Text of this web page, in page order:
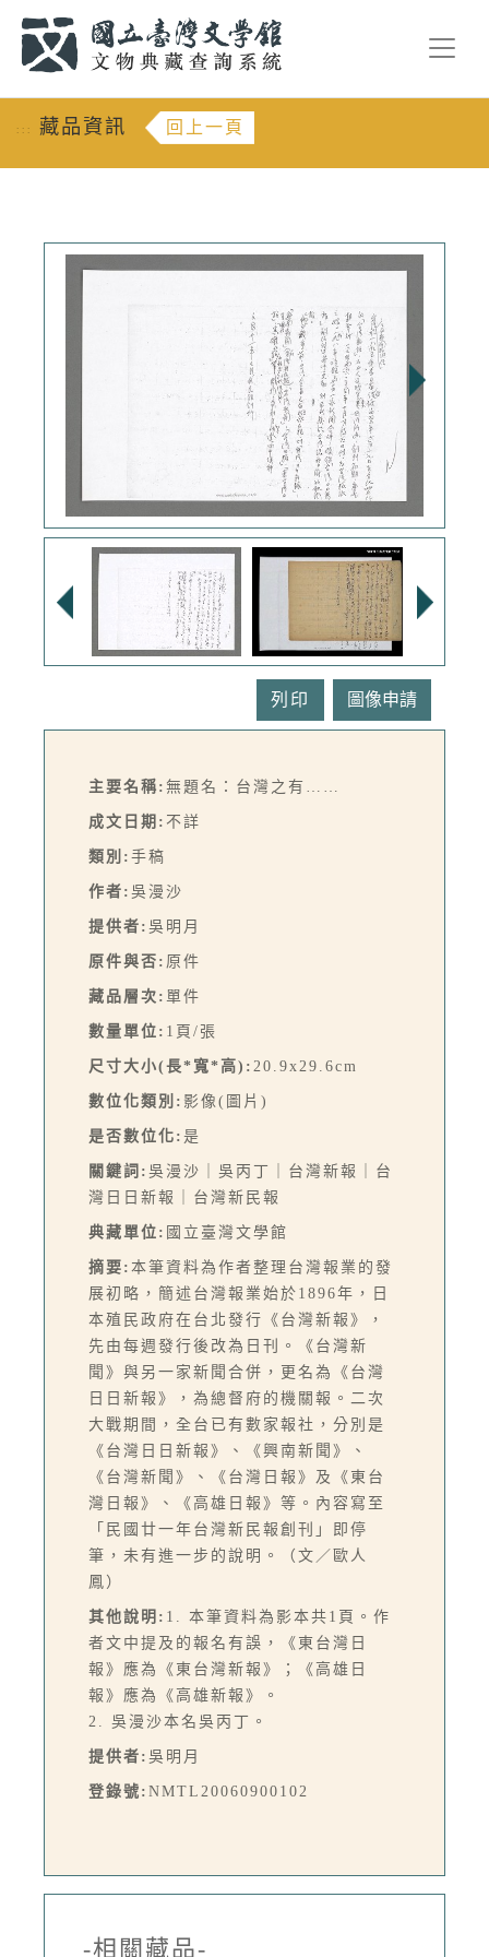
::: 藏品資訊 回上一頁
列印
主要名稱: 無題名：台灣之有……
成文日期: 不詳
類別: 手稿
作者: 吳漫沙
提供者: 吳明月
原件與否: 原件
藏品層次: 單件
數量單位: 1頁/張
尺寸大小(長*寬*高): 20.9x29.6cm
數位化類別: 影像(圖片)
是否數位化: 是
關鍵詞: 吳漫沙｜吳丙丁｜台灣新報｜台
灣日日新報｜台灣新民報
典藏單位: 國立臺灣文學館
摘要: 本筆資料為作者整理台灣報業的發
展初略，簡述台灣報業始於1896年，日
本殖民政府在台北發行《台灣新報》，
先由每週發行後改為日刊。《台灣新
聞》與另一家新聞合併，更名為《台灣
日日新報》，為總督府的機關報。二次
大戰期間，全台已有數家報社，分別是
《台灣日日新報》、《興南新聞》、
《台灣新聞》、《台灣日報》及《東台
灣日報》、《高雄日報》等。內容寫至
「民國廿一年台灣新民報創刊」即停
筆，未有進一步的說明。（文／歐人
鳳）
其他說明: 1. 本筆資料為影本共1頁。作
者文中提及的報名有誤，《東台灣日
報》應為《東台灣新報》；《高雄日
報》應為《高雄新報》。
2. 吳漫沙本名吳丙丁。
提供者: 吳明月
登錄號: NMTL20060900102
-相關藏品-